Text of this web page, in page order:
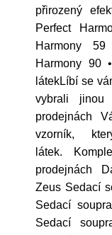
přirozený
Perfect
Harmony
Harmony 90
látekLíbí se
vybrali jinou
prodejnách
vzorník,
látek.
prodejnách
Zeus Sedací
Sedací
Sedací